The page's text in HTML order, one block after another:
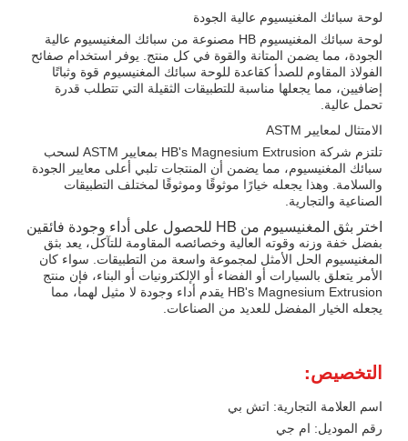
لوحة سبائك المغنيسيوم عالية الجودة
لوحة سبائك المغنيسيوم HB مصنوعة من سبائك المغنيسيوم عالية
الجودة، مما يضمن المتانة والقوة في كل منتج. يوفر استخدام صفائح
الفولاذ المقاوم للصدأ كقاعدة للوحة سبائك المغنيسيوم قوة وثباتًا
إضافيين، مما يجعلها مناسبة للتطبيقات الثقيلة التي تتطلب قدرة
تحمل عالية.
الامتثال لمعايير ASTM
تلتزم شركة HB's Magnesium Extrusion بمعايير ASTM لسحب
سبائك المغنيسيوم، مما يضمن أن المنتجات تلبي أعلى معايير الجودة
والسلامة. وهذا يجعله خيارًا موثوقًا وموثوقًا لمختلف التطبيقات
الصناعية والتجارية.
اختر بثق المغنيسيوم من HB للحصول على أداء وجودة فائقين
بفضل خفة وزنه وقوته العالية وخصائصه المقاومة للتآكل، يعد بثق
المغنيسيوم الحل الأمثل لمجموعة واسعة من التطبيقات. سواء كان
الأمر يتعلق بالسيارات أو الفضاء أو الإلكترونيات أو البناء، فإن منتج
HB's Magnesium Extrusion يقدم أداء وجودة لا مثيل لهما، مما
يجعله الخيار المفضل للعديد من الصناعات.
التخصيص:
اسم العلامة التجارية: اتش بي
رقم الموديل: ام جي